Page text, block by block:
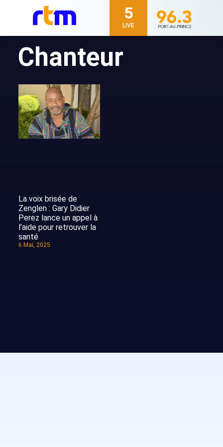
5
LIVE
Chanteur
La voix brisée de
Zenglen : Gary Didier
Perez lance un appel à
l’aide pour retrouver la
santé
6 Mai, 2025